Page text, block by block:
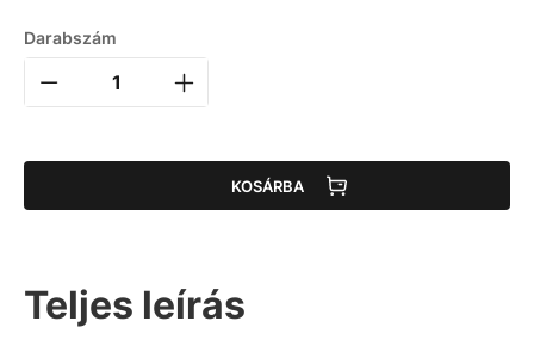
Darabszám
KOSÁRBA
Teljes leírás